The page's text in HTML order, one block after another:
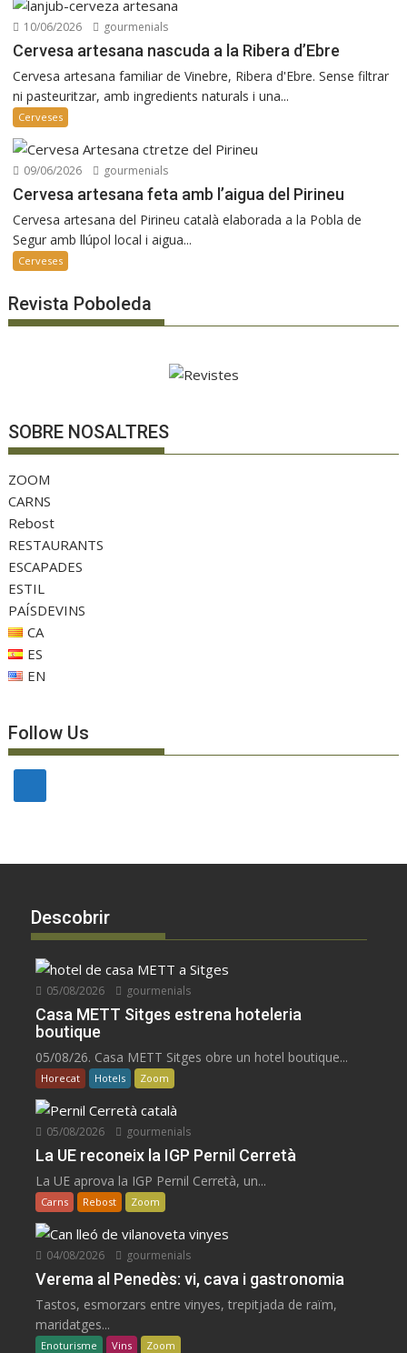
10/06/2026 gourmenials
Cervesa artesana nascuda a la Ribera d’Ebre
Cervesa artesana familiar de Vinebre, Ribera d'Ebre. Sense filtrar
ni pasteuritzar, amb ingredients naturals i una...
Cerveses
09/06/2026 gourmenials
Cervesa artesana feta amb l’aigua del Pirineu
Cervesa artesana del Pirineu català elaborada a la Pobla de
Segur amb llúpol local i aigua...
Cerveses
Revista Poboleda
SOBRE NOSALTRES
ZOOM
CARNS
Rebost
RESTAURANTS
ESCAPADES
ESTIL
PAÍSDEVINS
CA
ES
EN
Follow Us
Descobrir
05/08/2026 gourmenials
Casa METT Sitges estrena hoteleria
boutique
05/08/26. Casa METT Sitges obre un hotel boutique...
Horecat Hotels Zoom
05/08/2026 gourmenials
La UE reconeix la IGP Pernil Cerretà
La UE aprova la IGP Pernil Cerretà, un...
Carns Rebost Zoom
04/08/2026 gourmenials
Verema al Penedès: vi, cava i gastronomia
Tastos, esmorzars entre vinyes, trepitjada de raïm,
maridatges...
Enoturisme Vins Zoom